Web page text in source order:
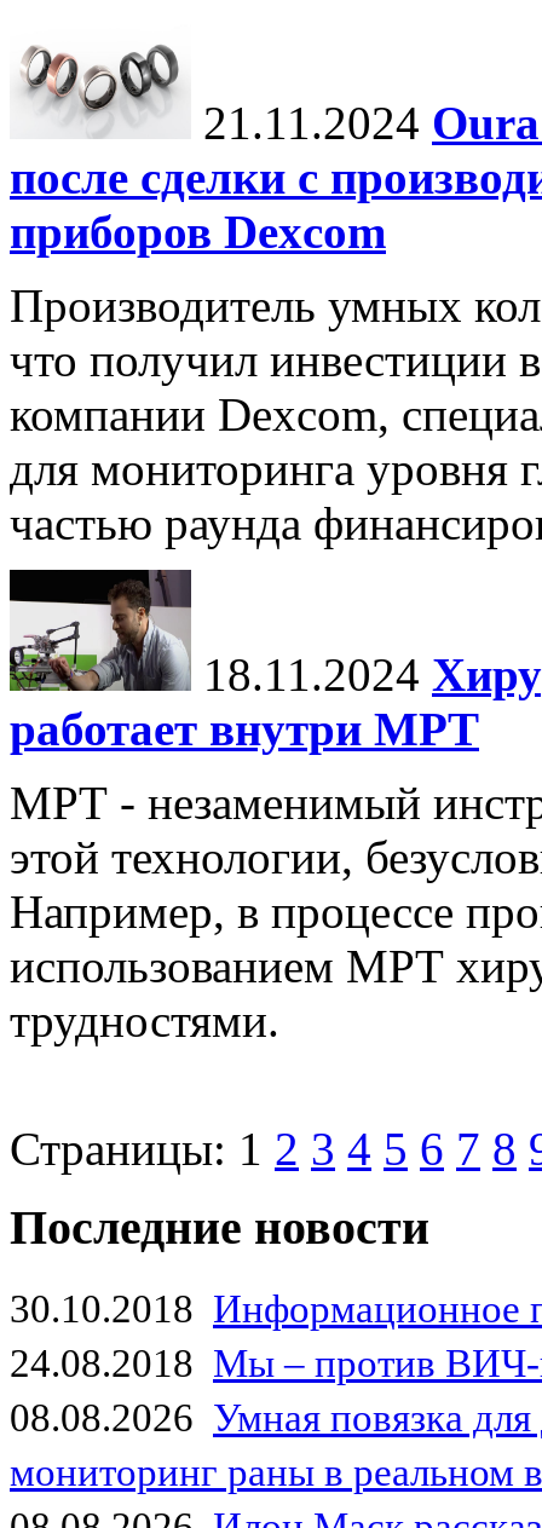
21.11.2024
после сделки с
приборов Dexcom
Производитель умных
что получил инвестиции
компании Dexcom,
для мониторинга уровня
частью раунда
18.11.2024
работает внутри МРТ
МРТ - незаменимый
этой технологии,
Например, в процессе
использованием МРТ
трудностями.
Страницы: 1 2 3 4 5 6 7 8
Последние новости
30.10.2018 Информационное
24.08.2018 Мы – против
08.08.2026 Умная повязка
мониторинг раны в реальном